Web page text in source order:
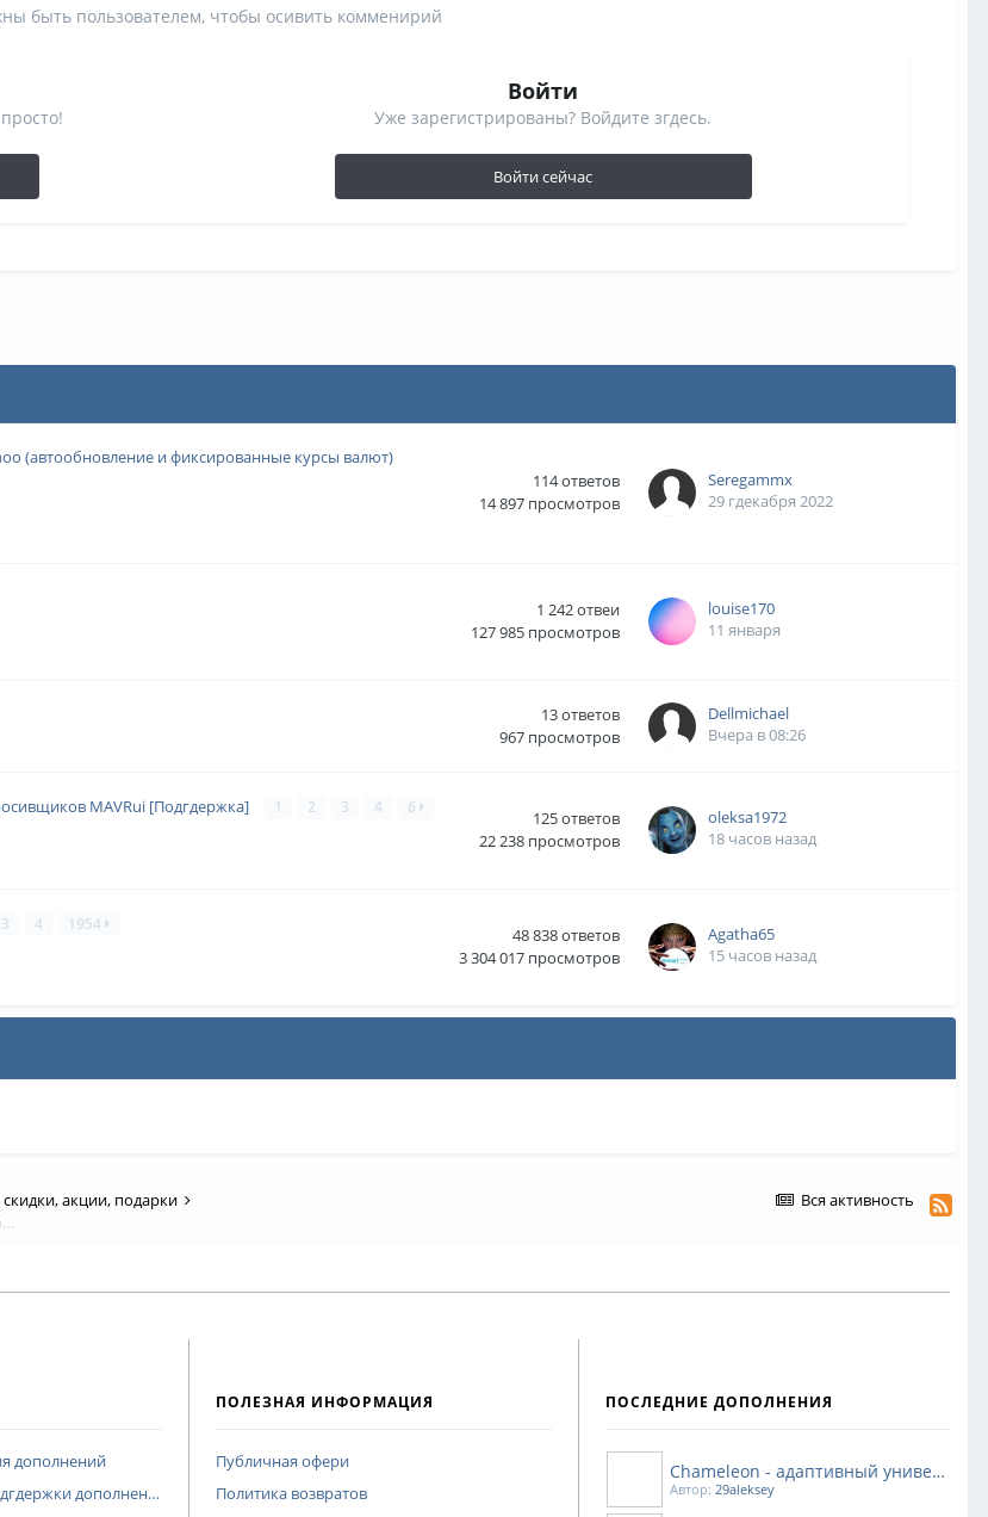
быть пользователем, чтобы осивить комменирий
Войти
Уже зарегистрированы? Войдите згдесь.
Войти сейчас
(автообновление и фиксированные курсы валют)
114ответов
14 897 просмотров
Seregammx
29 гдекабря 2022
1 242отвеи
127 985 просмотров
louise170
11 января
13ответов
967 просмотров
Dellmichael
Вчера в 08:26
MAVRui [Подгдержка] 1 2 3 4 6
125ответов
22 238 просмотров
oleksa1972
18 часов назад
3 4 1954
48 838ответов
3 304 017 просмотров
Agatha65
15 часов назад
Вся активность
акции, подарки
Модуль Автоматическое обновление курса валют Opencart/OcStore 2.x-3.х [Подгдержка]
дополнений
дополнений
ПОЛЕЗНАЯ ИНФОРМАЦИЯ
Публичная офери
Политика возвратов
ПОСЛЕДНИЕ ДОПОЛНЕНИЯ
Chameleon - адаптивный универсальный шаблон + Быстрый Сирт
Автор: 29aleksey